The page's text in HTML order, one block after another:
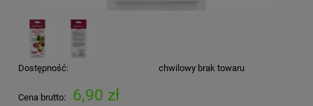
Dostępność: chwilowy brak towaru
Cena brutto: 6,90 zł